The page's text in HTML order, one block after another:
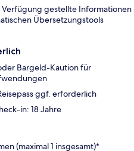
gestellte Informationen
Übersetzungstools
Bargeld-Kaution für
ggf. erforderlich
in: 18 Jahre
(maximal 1 insgesamt)*